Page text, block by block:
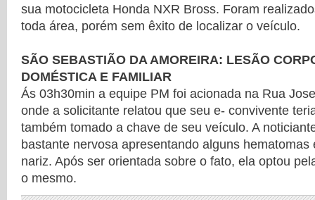
sua motocicleta Honda NXR Bross. Foram
toda área, porém sem êxito de localizar o veículo.
SÃO SEBASTIÃO DA AMOREIRA: LESÃO
DOMÉSTICA E FAMILIAR
Ás 03h30min a equipe PM foi acionada na Rua
onde a solicitante relatou que seu e- convivente
também tomado a chave de seu veículo. A
bastante nervosa apresentando alguns hematomas
nariz. Após ser orientada sobre o fato, ela optou
o mesmo.